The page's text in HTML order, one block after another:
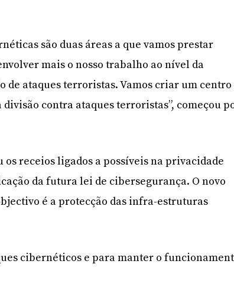
são duas áreas a que vamos prestar
mais o nosso trabalho ao nível da
de ataques terroristas. Vamos criar um centro
contra ataques terroristas”, começou
receios ligados a possíveis na privacidade
da futura lei de cibersegurança. O novo
é a protecção das infra-estruturas
cibernéticos e para manter o